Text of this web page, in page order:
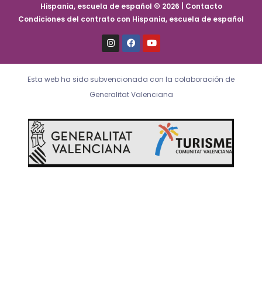
Hispania, escuela de español © 2026 | Contacto
Condiciones del contrato con Hispania, escuela de español
I
n
s
t
g
r
a
F
a
c
e
o
o
k
Y
o
u
t
b
e
Esta web ha sido subvencionada con la colaboración de
Generalitat Valenciana